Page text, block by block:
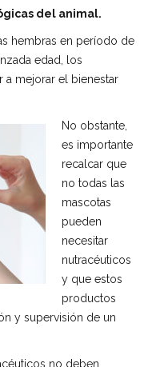
del animal.
hembras en período de
edad, los
a mejorar el bienestar
No obstante,
es importante
recalcar que
no todas las
mascotas
pueden
necesitar
nutracéuticos
y que estos
productos
y supervisión de un
no deben